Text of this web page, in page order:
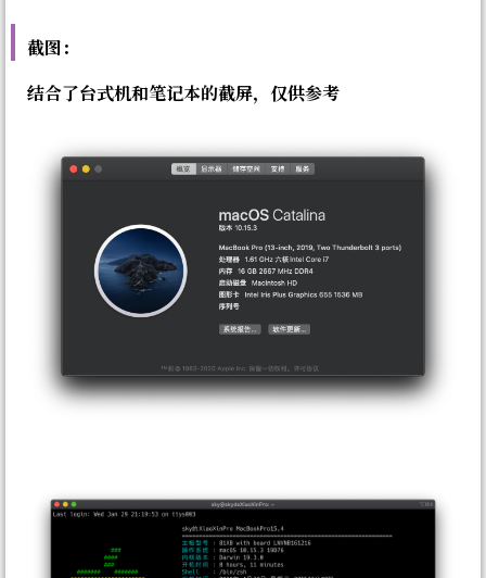
截图：
结合了台式机和笔记本的截屏，仅供参考